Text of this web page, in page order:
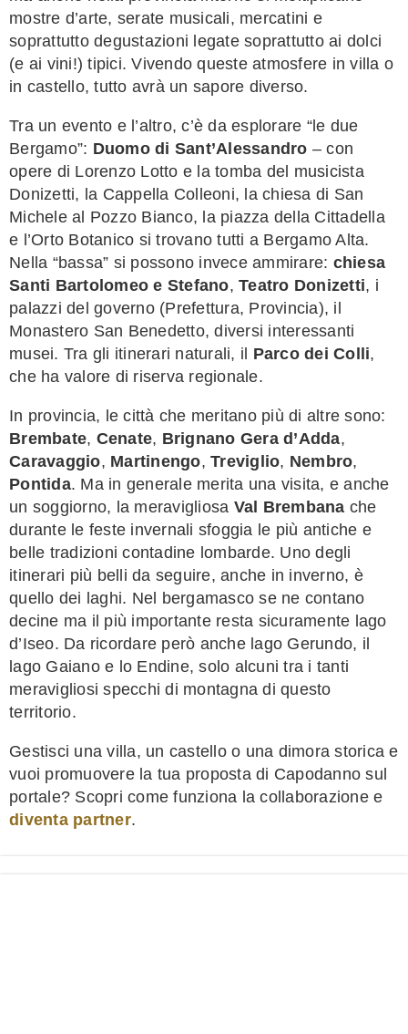
mostre d’arte, serate musicali, mercatini e
soprattutto degustazioni legate soprattutto ai dolci
(e ai vini!) tipici. Vivendo queste atmosfere in villa o
in castello, tutto avrà un sapore diverso.
Tra un evento e l’altro, c’è da esplorare “le due
Bergamo”: Duomo di Sant’Alessandro – con
opere di Lorenzo Lotto e la tomba del musicista
Donizetti, la Cappella Colleoni, la chiesa di San
Michele al Pozzo Bianco, la piazza della Cittadella
e l’Orto Botanico si trovano tutti a Bergamo Alta.
Nella “bassa” si possono invece ammirare: chiesa
Santi Bartolomeo e Stefano, Teatro Donizetti, i
palazzi del governo (Prefettura, Provincia), il
Monastero San Benedetto, diversi interessanti
musei. Tra gli itinerari naturali, il Parco dei Colli,
che ha valore di riserva regionale.
In provincia, le città che meritano più di altre sono:
Brembate, Cenate, Brignano Gera d’Adda,
Caravaggio, Martinengo, Treviglio, Nembro,
Pontida. Ma in generale merita una visita, e anche
un soggiorno, la meravigliosa Val Brembana che
durante le feste invernali sfoggia le più antiche e
belle tradizioni contadine lombarde. Uno degli
itinerari più belli da seguire, anche in inverno, è
quello dei laghi. Nel bergamasco se ne contano
decine ma il più importante resta sicuramente lago
d’Iseo. Da ricordare però anche lago Gerundo, il
lago Gaiano e lo Endine, solo alcuni tra i tanti
meravigliosi specchi di montagna di questo
territorio.
Gestisci una villa, un castello o una dimora storica e
vuoi promuovere la tua proposta di Capodanno sul
portale? Scopri come funziona la collaborazione e
diventa partner.